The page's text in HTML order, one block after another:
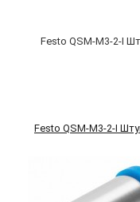
Festo QSM-M3-2-I